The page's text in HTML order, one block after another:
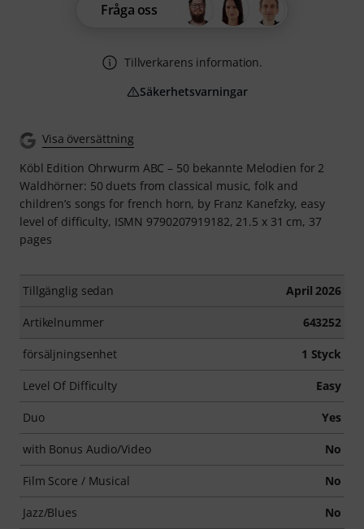
Visa översättning
Köbl Edition Ohrwurm ABC – 50 bekannte Melodien for 2
Waldhörner: 50 duets from classical music, folk and
children’s songs for french horn, by Franz Kanefzky, easy
level of difficulty, ISMN 9790207919182, 21.5 x 31 cm, 37
pages
Tillgänglig sedan April 2026
Artikelnummer 643252
försäljningsenhet 1 Styck
Level Of Difficulty Easy
Duo Yes
with Bonus Audio/Video No
Film Score / Musical No
Jazz/Blues No
Fråga oss
Tillverkarens information.
Säkerhetsvarningar